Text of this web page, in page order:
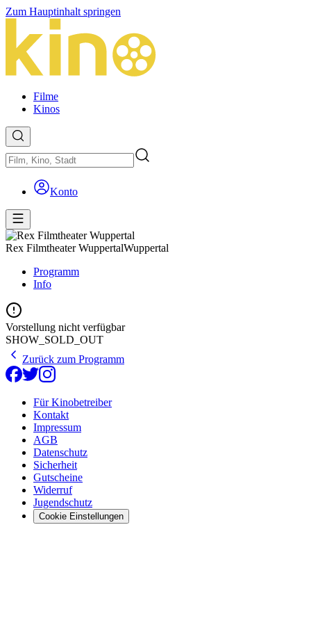
Zum Hauptinhalt springen
Filme
Kinos
Konto
Rex Filmtheater WuppertalWuppertal
Programm
Info
Vorstellung nicht verfügbar
SHOW_SOLD_OUT
Zurück zum Programm
Für Kinobetreiber
Kontakt
Impressum
AGB
Datenschutz
Sicherheit
Gutscheine
Widerruf
Jugendschutz
Cookie Einstellungen